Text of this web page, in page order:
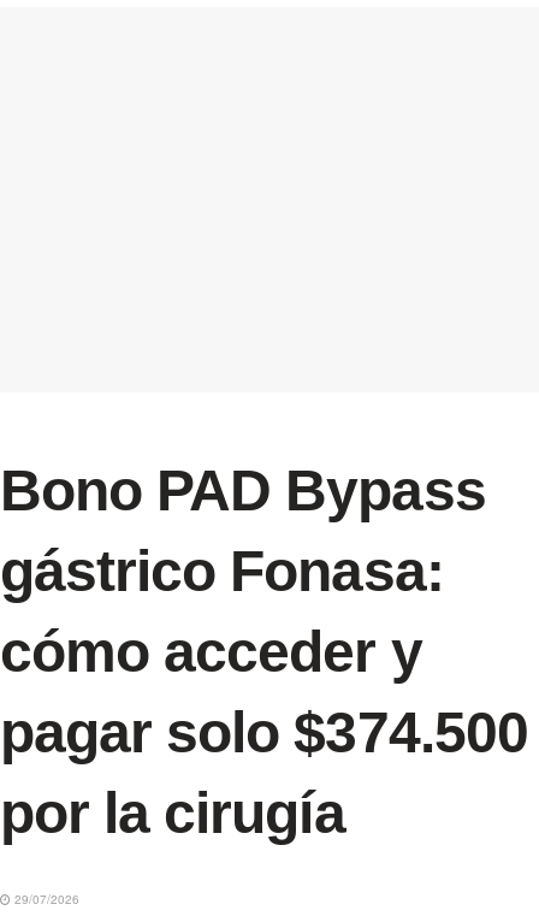
Bono PAD Bypass
gástrico Fonasa:
cómo acceder y
pagar solo $374.500
por la cirugía
29/07/2026